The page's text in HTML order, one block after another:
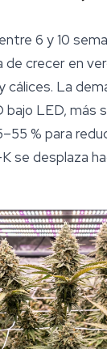
6 y 10
de crecer en
cálices. La
LED, más
% para
se desplaza